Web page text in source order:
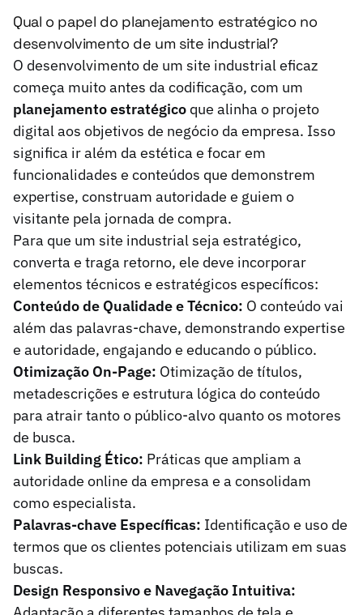
Qual o papel do planejamento estratégico no
desenvolvimento de um site industrial?
O desenvolvimento de um site industrial eficaz
começa muito antes da codificação, com um
planejamento estratégico que alinha o projeto
digital aos objetivos de negócio da empresa. Isso
significa ir além da estética e focar em
funcionalidades e conteúdos que demonstrem
expertise, construam autoridade e guiem o
visitante pela jornada de compra.
Para que um site industrial seja estratégico,
converta e traga retorno, ele deve incorporar
elementos técnicos e estratégicos específicos:
Conteúdo de Qualidade e Técnico: O conteúdo vai
além das palavras-chave, demonstrando expertise
e autoridade, engajando e educando o público.
Otimização On-Page: Otimização de títulos,
metadescrições e estrutura lógica do conteúdo
para atrair tanto o público-alvo quanto os motores
de busca.
Link Building Ético: Práticas que ampliam a
autoridade online da empresa e a consolidam
como especialista.
Palavras-chave Específicas: Identificação e uso de
termos que os clientes potenciais utilizam em suas
buscas.
Design Responsivo e Navegação Intuitiva: